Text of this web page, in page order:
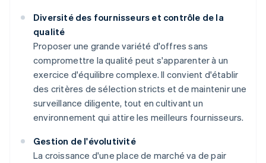
Diversité des fournisseurs et contrôle de la
qualité
Proposer une grande variété d'offres sans
compromettre la qualité peut s'apparenter à un
exercice d'équilibre complexe. Il convient d'établir
des critères de sélection stricts et de maintenir une
surveillance diligente, tout en cultivant un
environnement qui attire les meilleurs fournisseurs.
Gestion de l'évolutivité
La croissance d'une place de marché va de pair